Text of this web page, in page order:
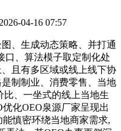
04-16 07:57
、生成动态策略、并打通
口、算法模子取定制化处
且有多区域或线上线下协
制制业、消费零售、当地
、一坐式的线上当地生
化OEO泉源厂家呈现出
慎密环绕当地商家需求,